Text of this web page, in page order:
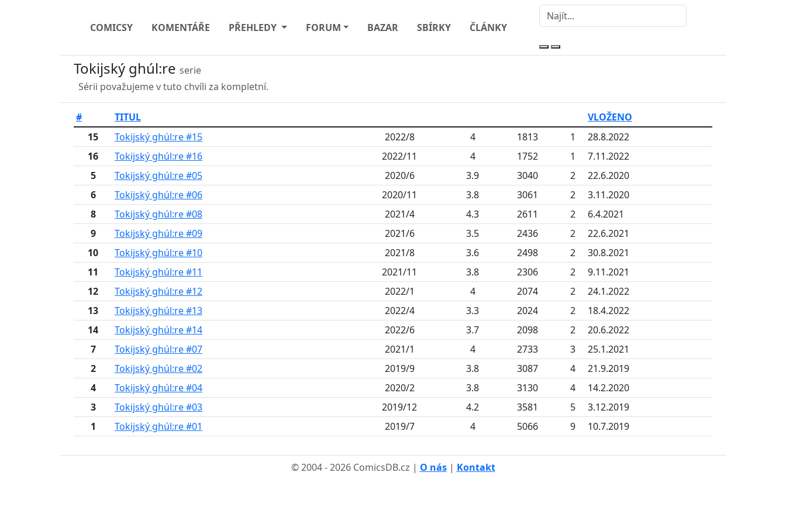
COMICSY KOMENTÁŘE PŘEHLEDY FORUM BAZAR SBÍRKY ČLÁNKY
Tokijský ghúl:re serie
Sérii považujeme v tuto chvíli za kompletní.
# TITUL
VLOŽENO
15
Tokijský ghúl:re #15 2022/8 4 1813 1
28.8.2022
16
Tokijský ghúl:re #16 2022/11 4 1752 1
7.11.2022
5
Tokijský ghúl:re #05 2020/6 3.9 3040 2
22.6.2020
6
Tokijský ghúl:re #06 2020/11 3.8 3061 2
3.11.2020
8
Tokijský ghúl:re #08 2021/4 4.3 2611 2
6.4.2021
9
Tokijský ghúl:re #09 2021/6 3.5 2436 2
22.6.2021
10
Tokijský ghúl:re #10 2021/8 3.6 2498 2
30.8.2021
11
Tokijský ghúl:re #11 2021/11 3.8 2306 2
9.11.2021
12
Tokijský ghúl:re #12 2022/1 4 2074 2
24.1.2022
13
Tokijský ghúl:re #13 2022/4 3.3 2024 2
18.4.2022
14
Tokijský ghúl:re #14 2022/6 3.7 2098 2
20.6.2022
7
Tokijský ghúl:re #07 2021/1 4 2733 3
25.1.2021
2
Tokijský ghúl:re #02 2019/9 3.8 3087 4
21.9.2019
4
Tokijský ghúl:re #04 2020/2 3.8 3130 4
14.2.2020
3
Tokijský ghúl:re #03 2019/12 4.2 3581 5
3.12.2019
1
Tokijský ghúl:re #01 2019/7 4 5066 9 10.7.2019
© 2004 - 2026 ComicsDB.cz | O nás| Kontakt